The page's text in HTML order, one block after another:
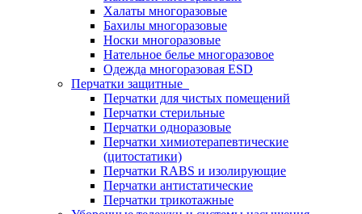
Халаты многоразовые
Бахилы многоразовые
Носки многоразовые
Нательное белье многоразовое
Одежда многоразовая ESD
Перчатки защитные
Перчатки для чистых помещений
Перчатки стерильные
Перчатки одноразовые
Перчатки химиотерапевтические
(цитостатики)
Перчатки RABS и изолирующие
Перчатки антистатические
Перчатки трикотажные